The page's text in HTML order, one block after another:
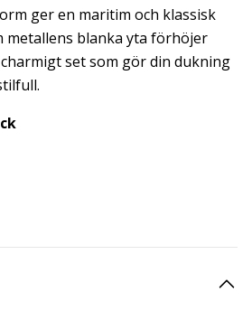
ger en maritim och klassisk
metallens blanka yta förhöjer
set som gör din dukning